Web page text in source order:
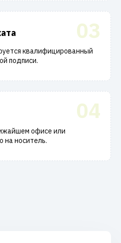
03
квалифицированный
подписи.
04
офисе или
на носитель.